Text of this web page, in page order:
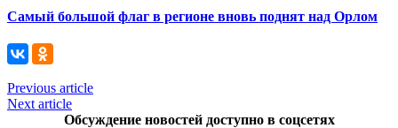
Самый большой флаг в регионе вновь поднят над Орлом
Previous article
Next article
Обсуждение новостей доступно в соцсетях